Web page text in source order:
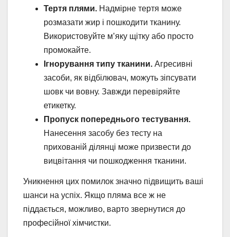
Тертя плями. Надмірне тертя може
розмазати жир і пошкодити тканину.
Використовуйте м’яку щітку або просто
промокайте.
Ігнорування типу тканини. Агресивні
засоби, як відбілювач, можуть зіпсувати
шовк чи вовну. Завжди перевіряйте
етикетку.
Пропуск попереднього тестування.
Нанесення засобу без тесту на
прихованій ділянці може призвести до
вицвітання чи пошкодження тканини.
Уникнення цих помилок значно підвищить ваші
шанси на успіх. Якщо пляма все ж не
піддається, можливо, варто звернутися до
професійної хімчистки.